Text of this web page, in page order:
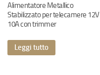
Alimentatore Metallico
Stabilizzato per telecamere 12V
10A con trimmer
Leggi tutto